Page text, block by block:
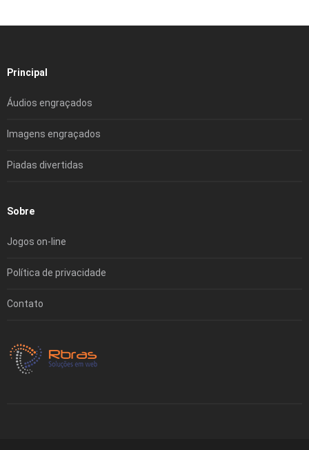
Principal
Áudios engraçados
Imagens engraçados
Piadas divertidas
Sobre
Jogos on-line
Política de privacidade
Contato